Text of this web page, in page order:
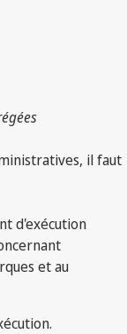
il faut
d'exécution
et au